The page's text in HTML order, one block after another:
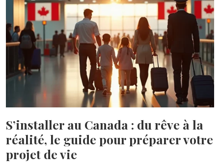
S’installer au Canada : du rêve à la
réalité, le guide pour préparer votre
projet de vie